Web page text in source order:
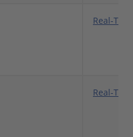
Real-
Real-